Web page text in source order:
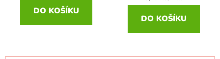
DO KOŠÍKU
cena:
DO KOŠÍKU